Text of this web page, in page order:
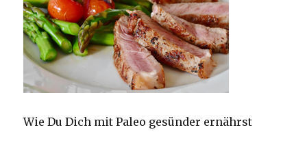
Wie Du Dich mit Paleo gesünder ernährst